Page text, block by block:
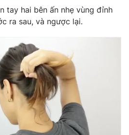
tay hai bên ấn nhẹ vùng đỉnh
ra sau, và ngược lại.